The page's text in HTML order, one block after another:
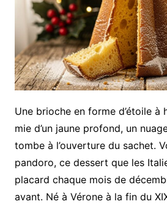
Une brioche en forme d’étoile à
mie d’un jaune profond, un
tombe à l’ouverture du sachet.
pandoro, ce dessert que les
placard chaque mois de
avant. Né à Vérone à la fin du